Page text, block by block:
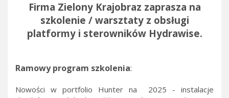
Firma Zielony Krajobraz zaprasza na
szkolenie / warsztaty z obsługi
platformy i sterowników Hydrawise.
Ramowy program szkolenia:
Nowości w portfolio Hunter na 2025 - instalacje